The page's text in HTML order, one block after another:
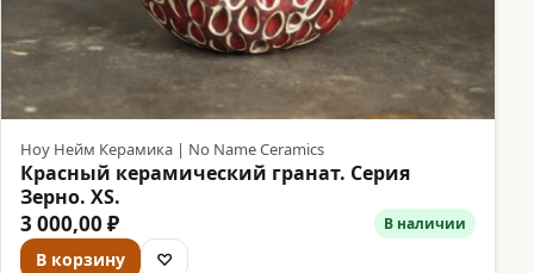
Ноу Нейм Керамика | No Name Ceramics
Красный керамический гранат. Серия
Зерно. XS.
3 000,00 ₽ В наличии
В корзину ♡